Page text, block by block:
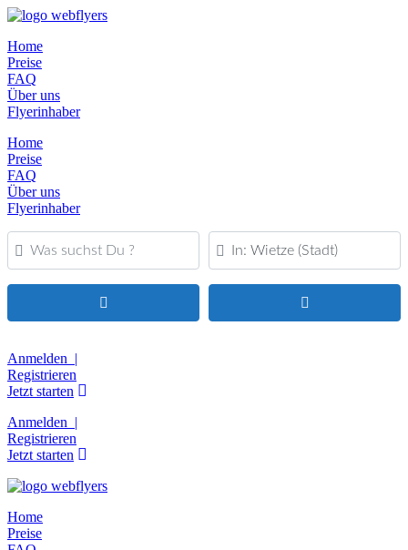
Home
Preise
FAQ
Über uns
Flyerinhaber
Home
Preise
FAQ
Über uns
Flyerinhaber
Was suchst Du ?
PLZ oder Ort
Anmelden |
Registrieren
Jetzt starten
Anmelden |
Registrieren
Jetzt starten
Home
Preise